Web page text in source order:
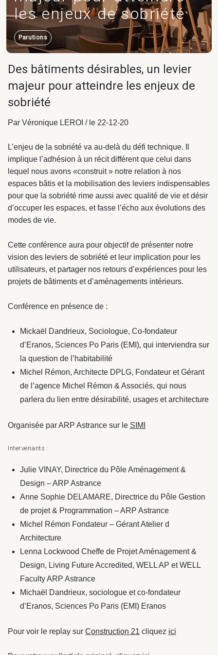
Programmation
& AMO projet
Programmation
& AMO projet
Astrance –
Stratégies Durables
& Transition
Astrance –
Stratégies Durables
& Transition
Gondwana –
Biodiversité & Génie
écologique
Gondwana –
& culturels
Industrie & Transport
Médico-social &
Ministère &
Quartier
R&D Santé
Pharmaceutique
Carrières
les enjeux de sobriété
Parutions
Des bâtiments désirables, un levier
majeur pour atteindre les enjeux de
sobriété
Par Véronique LEROI / le 22-12-20
L’enjeu de la sobriété va au-delà du défi technique. Il
implique l’adhésion à un récit différent que celui dans
lequel nous avons «construit » notre relation à nos
espaces bâtis et la mobilisation des leviers indispensables
pour que la sobriété rime aussi avec qualité de vie et désir
d’occuper les espaces, et fasse l’écho aux évolutions des
modes de vie.
Cette conférence aura pour objectif de présenter notre
vision des leviers de sobriété et leur implication pour les
utilisateurs, et partager nos retours d’expériences pour les
projets de bâtiments et d’aménagements intérieurs.
Conférence en présence de :
Mickaël Dandrieux, Sociologue, Co-fondateur
d’Eranos, Sciences Po Paris (EMI), qui interviendra sur
la question de l’habitabilité
Michel Rémon, Architecte DPLG, Fondateur et Gérant
de l’agence Michel Rémon & Associés, qui nous
parlera du lien entre désirabilité, usages et architecture
Organisée par ARP Astrance sur le SIMI
Intervenants :
Julie VINAY, Directrice du Pôle Aménagement &
Design – ARP Astrance
Anne Sophie DELAMARE, Directrice du Pôle Gestion
de projet & Programmation – ARP Astrance
Michel Rémon Fondateur – Gérant Atelier d
Architecture
Lenna Lockwood Cheffe de Projet Aménagement &
Design, Living Future Accredited, WELL AP et WELL
Faculty ARP Astrance
Michaël Dandrieux, sociologue et co-fondateur
d’Eranos, Sciences Po Paris (EMI) Eranos
Pour voir le replay sur Construction 21 cliquez ici